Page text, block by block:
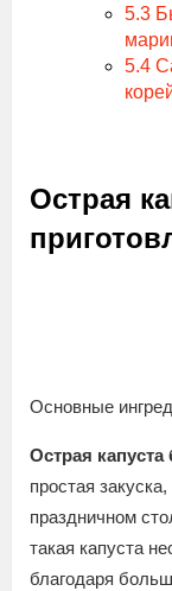
5.3
5.4
Острая
Основные
Острая
простая
праздничном
такая капуста
благодаря